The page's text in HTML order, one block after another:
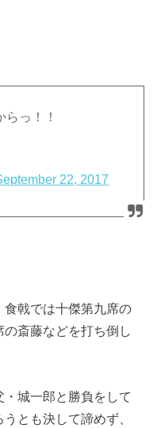
っ！！
22, 2017
戟では十傑第九席の
斎藤などを打ち倒し
城一郎と勝負をして
とも決して諦めず、